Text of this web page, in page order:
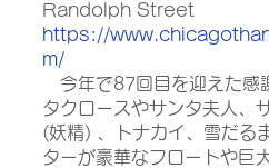
Randolph Street
https://
m/
今年で87回目を迎えた感
タクロースやサンタ夫人、
(妖精) 、トナカイ、雪だる
ターが豪華なフロートや巨